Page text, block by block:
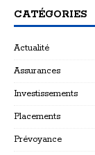
CATÉGORIES
Actualité
Assurances
Investissements
Placements
Prévoyance